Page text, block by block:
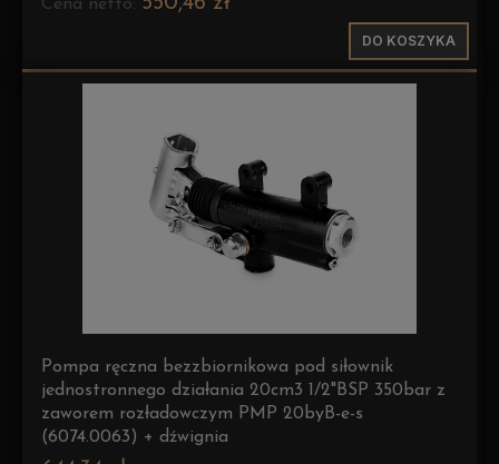
Cena netto:
DO KOSZYKA
Pompa ręczna bezzbiornikowa pod siłownik
jednostronnego działania 20cm3 1/2"BSP 350bar z
zaworem rozładowczym PMP 20byB-e-s
(6074.0063) + dźwignia